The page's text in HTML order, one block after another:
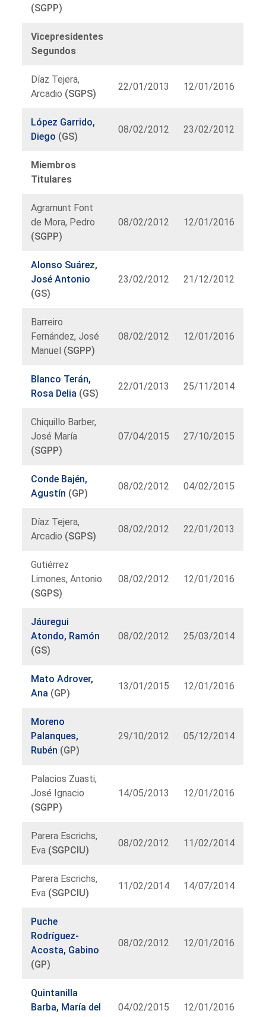
(SGPP)
Vicepresidentes
Segundos
Díaz Tejera,
Arcadio (SGPS)
22/01/2013 12/01/2016
López Garrido,
Diego (GS)
08/02/2012 23/02/2012
Miembros
Titulares
Agramunt Font
de Mora, Pedro
(SGPP)
08/02/2012 12/01/2016
Alonso Suárez,
José Antonio
(GS)
23/02/2012 21/12/2012
Barreiro
Fernández, José
Manuel (SGPP)
08/02/2012 12/01/2016
Blanco Terán,
Rosa Delia (GS)
22/01/2013 25/11/2014
Chiquillo Barber,
José María
(SGPP)
07/04/2015 27/10/2015
Conde Bajén,
Agustín (GP)
08/02/2012 04/02/2015
Díaz Tejera,
Arcadio (SGPS)
08/02/2012 22/01/2013
Gutiérrez
Limones, Antonio
(SGPS)
08/02/2012 12/01/2016
Jáuregui
Atondo, Ramón
(GS)
08/02/2012 25/03/2014
Mato Adrover,
Ana (GP)
13/01/2015 12/01/2016
Moreno
Palanques,
Rubén (GP)
29/10/2012 05/12/2014
Palacios Zuasti,
José Ignacio
(SGPP)
14/05/2013 12/01/2016
Parera Escrichs,
Eva (SGPCIU)
08/02/2012 11/02/2014
Parera Escrichs,
Eva (SGPCIU)
11/02/2014 14/07/2014
Puche
Rodríguez-
Acosta, Gabino
(GP)
08/02/2012 12/01/2016
Quintanilla
Barba, María del
04/02/2015 12/01/2016